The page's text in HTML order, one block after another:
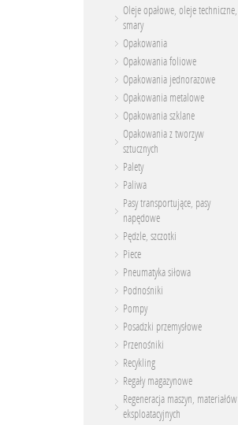
Oleje opałowe, oleje techniczne,
smary
Opakowania
Opakowania foliowe
Opakowania jednorazowe
Opakowania metalowe
Opakowania szklane
Opakowania z tworzyw
sztucznych
Palety
Paliwa
Pasy transportujące, pasy
napędowe
Pędzle, szczotki
Piece
Pneumatyka siłowa
Podnośniki
Pompy
Posadzki przemysłowe
Przenośniki
Recykling
Regały magazynowe
Regeneracja maszyn, materiałów
eksploatacyjnych